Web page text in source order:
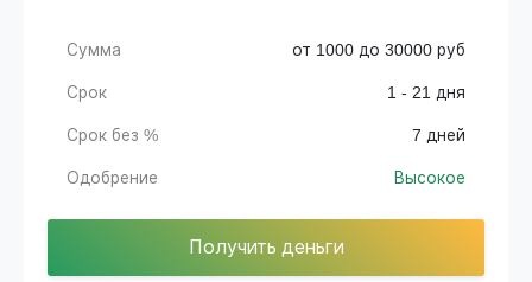
Сумма от 1000 до 30000 руб
Срок 1 - 21 дня
Срок без % 7 дней
Одобрение Высокое
Получить деньги